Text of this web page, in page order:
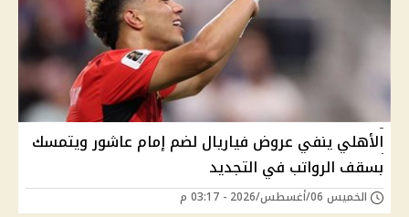
الأهلي ينفي عروض فياريال لضم إمام عاشور ويتمسك
بسقف الرواتب في التجديد
الخميس 06/أغسطس/2026 - 03:17 م